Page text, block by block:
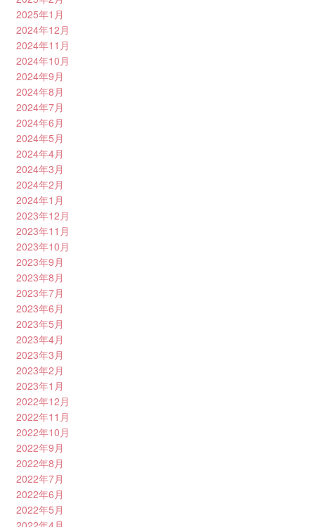
2025年1月
2024年12月
2024年11月
2024年10月
2024年9月
2024年8月
2024年7月
2024年6月
2024年5月
2024年4月
2024年3月
2024年2月
2024年1月
2023年12月
2023年11月
2023年10月
2023年9月
2023年8月
2023年7月
2023年6月
2023年5月
2023年4月
2023年3月
2023年2月
2023年1月
2022年12月
2022年11月
2022年10月
2022年9月
2022年8月
2022年7月
2022年6月
2022年5月